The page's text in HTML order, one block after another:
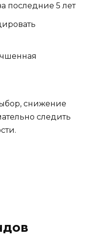
последние 5 лет
снижение
следить